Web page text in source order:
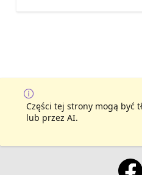
Części tej strony mogą być
lub przez AI.